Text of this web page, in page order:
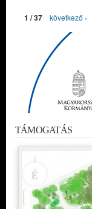
1 / 37 következő ›
TÁMOGATÁS